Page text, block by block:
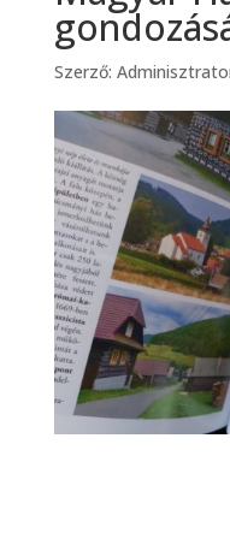
Szerző: